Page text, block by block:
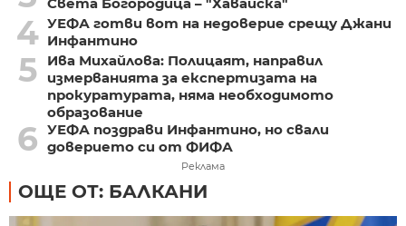
4 УЕФА готви вот на недоверие срещу Джани
Инфантино
5
Ива Михайлова: Полицаят, направил
измерванията за експертизата на
прокуратурата, няма необходимото
образование
6 УЕФА поздрави Инфантино, но свали
доверието си от ФИФА
Реклама
ОЩЕ ОТ: БАЛКАНИ